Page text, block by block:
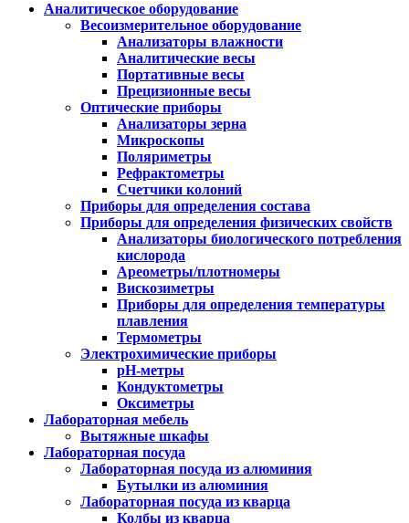
Аналитическое оборудование
Весоизмерительное оборудование
Анализаторы влажности
Аналитические весы
Портативные весы
Прецизионные весы
Оптические приборы
Анализаторы зерна
Микроскопы
Поляриметры
Рефрактометры
Счетчики колоний
Приборы для определения состава
Приборы для определения физических свойств
Анализаторы биологического потребления
кислорода
Ареометры/плотномеры
Вискозиметры
Приборы для определения температуры
плавления
Термометры
Электрохимические приборы
pH-метры
Кондуктометры
Оксиметры
Лабораторная мебель
Вытяжные шкафы
Лабораторная посуда
Лабораторная посуда из алюминия
Бутылки из алюминия
Лабораторная посуда из кварца
Колбы из кварца